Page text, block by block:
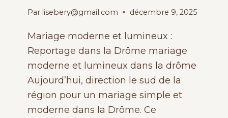
Par lisebery@gmail.com décembre 9, 2025
Mariage moderne et lumineux :
Reportage dans la Drôme mariage
moderne et lumineux dans la drôme
Aujourd’hui, direction le sud de la
région pour un mariage simple et
moderne dans la Drôme. Ce